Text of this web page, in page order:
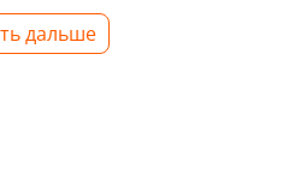
Края изделия
дальше